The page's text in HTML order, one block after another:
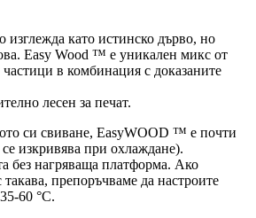
като истинско дърво, но
Easy Wood ™ е уникален микс от
в комбинация с доказаните
лесен за печат.
си свиване, EasyWOOD ™ е почти
изкривява при охлаждане).
без нагряваща платформа. Ако
препоръчваме да настроите
60 °C.